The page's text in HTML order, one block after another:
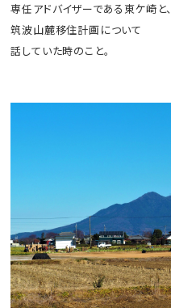
専任アドバイザーである東ケ崎と、
筑波山麓移住計画について
話していた時のこと。